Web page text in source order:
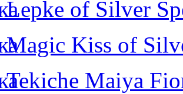
Lepke of Silver
Magic Kiss of
Tekiche Maiya